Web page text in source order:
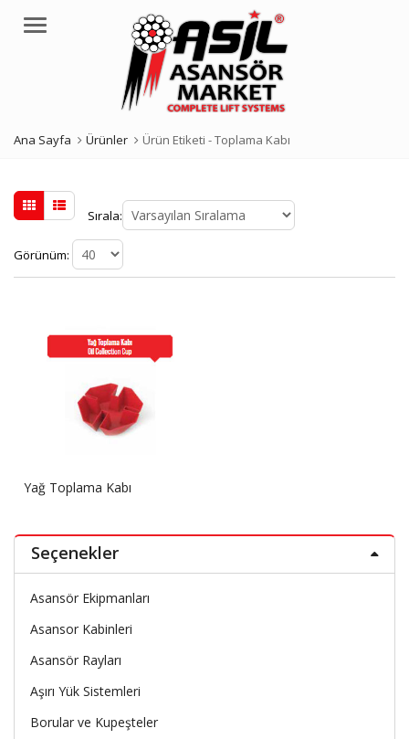
Menü
Ana Sayfa Ürünler Ürün Etiketi -Toplama Kabı
Sırala:
Görünüm:
Yağ Toplama Kabı
Seçenekler
Asansör Ekipmanları
Asansor Kabinleri
Asansör Rayları
Aşırı Yük Sistemleri
Borular ve Kupeşteler